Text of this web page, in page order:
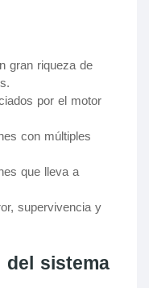
gran riqueza de
por el motor
con múltiples
que lleva a
supervivencia y
sistema